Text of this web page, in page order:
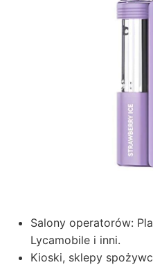
Salony operatorów:
Lycamobile i inni.
Kioski, sklepy